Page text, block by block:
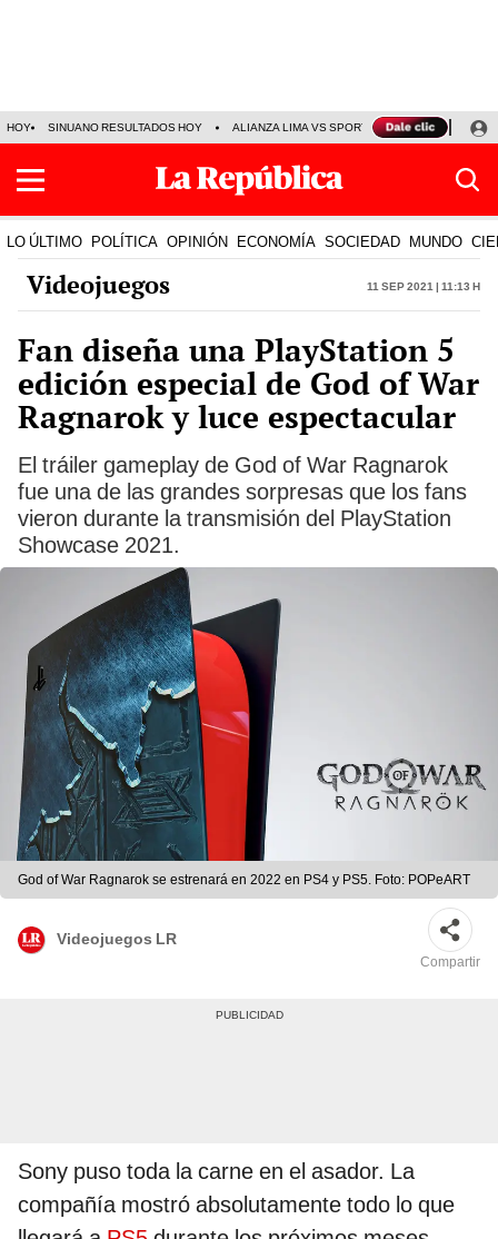
HOY SINUANO RESULTADOS HOY ALIANZA LIMA VS SPORT BOYS JORGE
LO ÚLTIMO POLÍTICA OPINIÓN ECONOMÍA SOCIEDAD MUNDO
Videojuegos 11 Sep 2021 | 11:13 h
Fan diseña una PlayStation 5
edición especial de God of War
Ragnarok y luce espectacular
El tráiler gameplay de God of War Ragnarok
fue una de las grandes sorpresas que los fans
vieron durante la transmisión del PlayStation
Showcase 2021.
God of War Ragnarok se estrenará en 2022 en PS4 y PS5. Foto: POPeART
Videojuegos LR
Compartir
Sony puso toda la carne en el asador. La
compañía mostró absolutamente todo lo que